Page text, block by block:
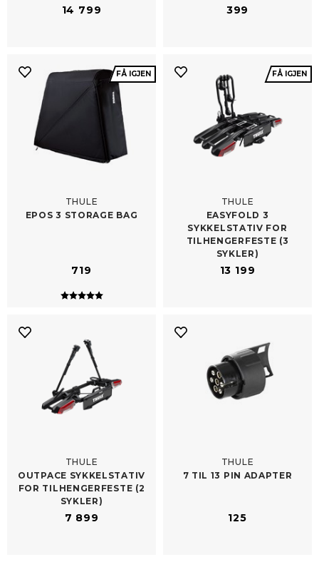
14 799 399
FÅ IGJEN
THULE
EPOS 3 STORAGE BAG
719
Karakter:
5.0 av 5 mulige
FÅ IGJEN
THULE
EASYFOLD 3
SYKKELSTATIV FOR
TILHENGERFESTE (3
SYKLER)
13 199
THULE
OUTPACE SYKKELSTATIV
FOR TILHENGERFESTE (2
SYKLER)
7 899
THULE
7 TIL 13 PIN ADAPTER
125